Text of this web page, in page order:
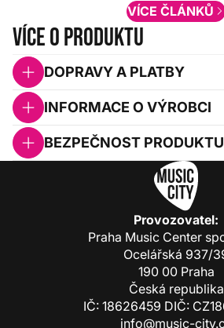
VÍCE ČLÁNKŮ
Více o produktu
DOPRAVY A PLATBY
INFORMACE O VÝROBCI
BEZPEČNOST PRODUKTU
Provozovatel:
Praha Music Center
Ocelářská 937/
190 00 Praha
Česká republika
IČ: 18626459 DIČ:
info@music-